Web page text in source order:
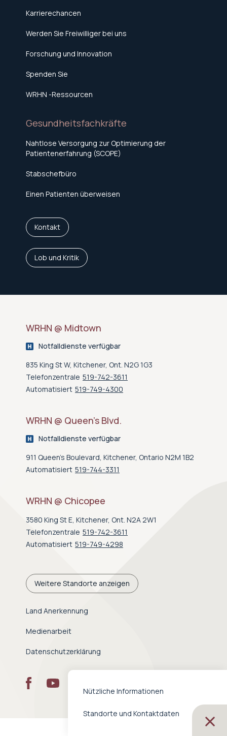
Nützliche Informationen
Standorte und Kontaktdaten
Karrierechancen
Werden Sie Freiwilliger bei uns
Forschung und Innovation
Spenden Sie
WRHN -Ressourcen
Gesundheitsfachkräfte
Nahtlose Versorgung zur Optimierung der
Patientenerfahrung (SCOPE)
Stabschefbüro
Einen Patienten überweisen
Kontakt
Lob und Kritik
WRHN @ Midtown
Notfalldienste verfügbar
835 King St W, Kitchener, Ont. N2G 1G3
Telefonzentrale 519-742-3611
Automatisiert 519-749-4300
WRHN @ Queen’s Blvd.
Notfalldienste verfügbar
911 Queen's Boulevard, Kitchener, Ontario N2M 1B2
Automatisiert 519-744-3311
WRHN @ Chicopee
3580 King St E, Kitchener, Ont. N2A 2W1
Telefonzentrale 519-742-3611
Automatisiert 519-749-4298
Weitere Standorte anzeigen
Land Anerkennung
Medienarbeit
Datenschutzerklärung